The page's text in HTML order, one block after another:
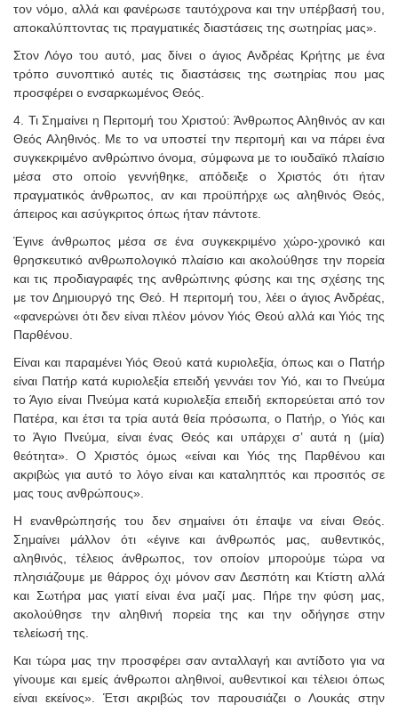
τον νόμο, αλλά και φανέρωσε ταυτόχρονα και την υπέρβασή του,
αποκαλύπτοντας τις πραγματικές διαστάσεις της σωτηρίας μας».
Στον Λόγο του αυτό, μας δίνει ο άγιος Ανδρέας Κρήτης με ένα
τρόπο συνοπτικό αυτές τις διαστάσεις της σωτηρίας που μας
προσφέρει ο ενσαρκωμένος Θεός.
4. Τι Σημαίνει η Περιτομή του Χριστού: Άνθρωπος Αληθινός αν και
Θεός Αληθινός. Με το να υποστεί την περιτομή και να πάρει ένα
συγκεκριμένο ανθρώπινο όνομα, σύμφωνα με το ιουδαϊκό πλαίσιο
μέσα στο οποίο γεννήθηκε, απόδειξε ο Χριστός ότι ήταν
πραγματικός άνθρωπος, αν και προϋπήρχε ως αληθινός Θεός,
άπειρος και ασύγκριτος όπως ήταν πάντοτε.
Έγινε άνθρωπος μέσα σε ένα συγκεκριμένο χώρο-χρονικό και
θρησκευτικό ανθρωπολογικό πλαίσιο και ακολούθησε την πορεία
και τις προδιαγραφές της ανθρώπινης φύσης και της σχέσης της
με τον Δημιουργό της Θεό. Η περιτομή του, λέει ο άγιος Ανδρέας,
«φανερώνει ότι δεν είναι πλέον μόνον Υιός Θεού αλλά και Υιός της
Παρθένου.
Είναι και παραμένει Υιός Θεού κατά κυριολεξία, όπως και ο Πατήρ
είναι Πατήρ κατά κυριολεξία επειδή γεννάει τον Υιό, και το Πνεύμα
το Άγιο είναι Πνεύμα κατά κυριολεξία επειδή εκπορεύεται από τον
Πατέρα, και έτσι τα τρία αυτά θεία πρόσωπα, ο Πατήρ, ο Υιός και
το Άγιο Πνεύμα, είναι ένας Θεός και υπάρχει σ’ αυτά η (μία)
θεότητα». Ο Χριστός όμως «είναι και Υιός της Παρθένου και
ακριβώς για αυτό το λόγο είναι και καταληπτός και προσιτός σε
μας τους ανθρώπους».
Η ενανθρώπησής του δεν σημαίνει ότι έπαψε να είναι Θεός.
Σημαίνει μάλλον ότι «έγινε και άνθρωπός μας, αυθεντικός,
αληθινός, τέλειος άνθρωπος, τον οποίον μπορούμε τώρα να
πλησιάζουμε με θάρρος όχι μόνον σαν Δεσπότη και Κτίστη αλλά
και Σωτήρα μας γιατί είναι ένα μαζί μας. Πήρε την φύση μας,
ακολούθησε την αληθινή πορεία της και την οδήγησε στην
τελείωσή της.
Και τώρα μας την προσφέρει σαν ανταλλαγή και αντίδοτο για να
γίνουμε και εμείς άνθρωποι αληθινοί, αυθεντικοί και τέλειοι όπως
είναι εκείνος». Έτσι ακριβώς τον παρουσιάζει ο Λουκάς στην